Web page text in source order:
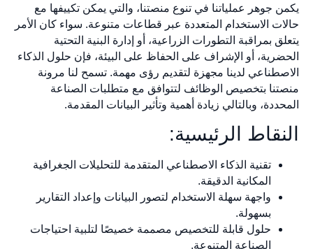
يكمن جوهر عملياتنا في تنوع منصتنا، والتي يمكن تكييفها مع
حالات الاستخدام المتعددة عبر قطاعات متنوعة. سواء كان الأمر
يتعلق بمراقبة التطورات الزراعية، أو إدارة البنية التحتية
الحضرية، أو الإشراف على الحفاظ على البيئة، فإن حلول الذكاء
الاصطناعي لدينا مجهزة لتقديم رؤى مهمة. تسمح لنا مرونة
منصتنا بتخصيص الوظائف لتتوافق مع متطلبات الصناعة
المحددة، وبالتالي زيادة أهمية وتأثير البيانات المقدمة.
النقاط الرئيسية:
تقنية الذكاء الاصطناعي المتقدمة للتحليلات الجغرافية
المكانية الدقيقة.
واجهة سهلة الاستخدام لتصور البيانات وإعداد التقارير
بسهولة.
حلول قابلة للتخصيص مصممة خصيصًا لتلبية احتياجات
الصناعة المتنوعة.